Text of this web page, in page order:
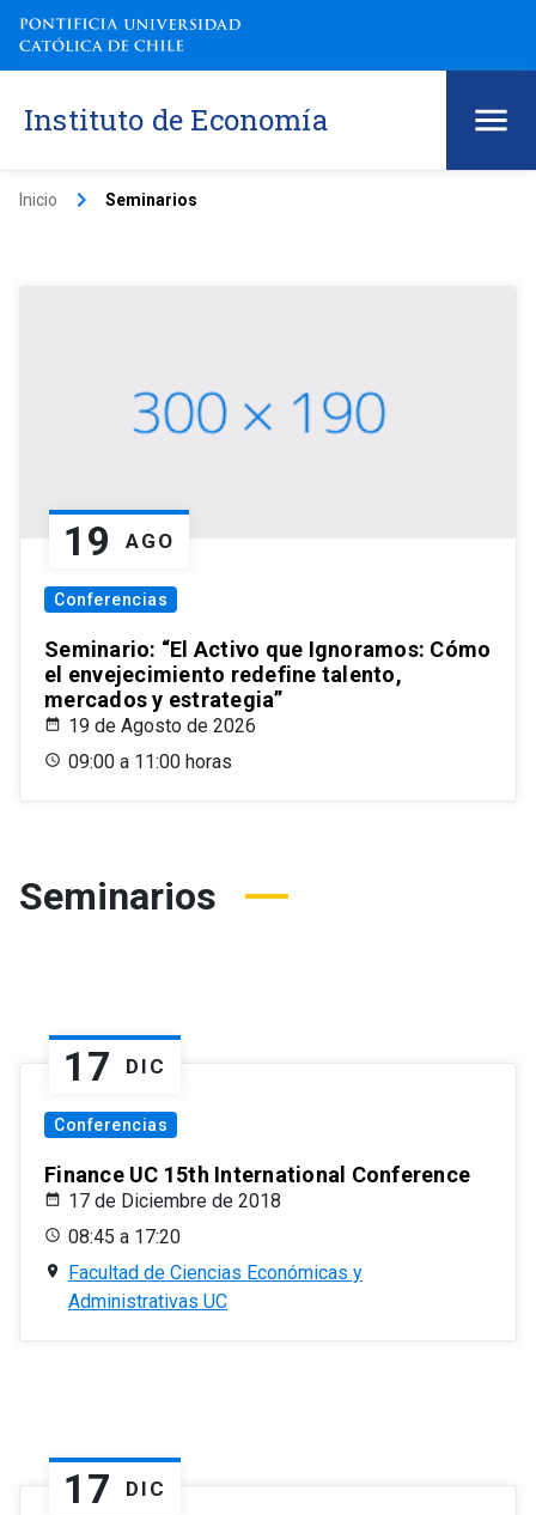
Instituto de Economía
Inicio keyboard_arrow_right Seminarios
19 AGO
Conferencias
Seminario: “El Activo que Ignoramos: Cómo
el envejecimiento redefine talento,
mercados y estrategia”
19 de Agosto de 2026
09:00 a 11:00 horas
Seminarios
17 DIC
Conferencias
Finance UC 15th International Conference
17 de Diciembre de 2018
08:45 a 17:20
Facultad de Ciencias Económicas y
Administrativas UC
17 DIC